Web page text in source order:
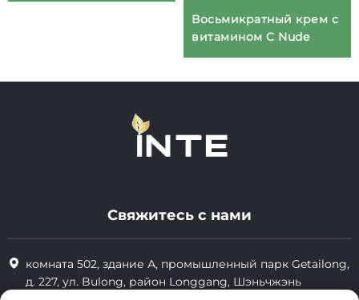
Восьмикратный крем с
витамином C Nude
Свяжитесь с нами
комната 502, здание А, промышленный парк Getailong,
д. 227, ул. Bulong, район Longgang, Шэньчжэнь